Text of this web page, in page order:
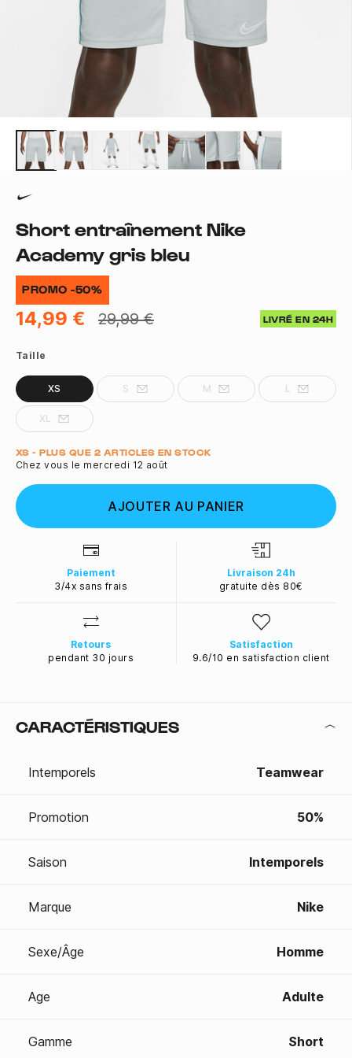
Short entraînement Nike
Academy gris bleu
PROMO -50%
14,99 € 29,99 € LIVRÉ EN 24H
Taille
XS S M L
XL
Quantité
XS - PLUS QUE 2 ARTICLES EN STOCK
Chez vous le mercredi 12 août
AJOUTER AU PANIER
Paiement
3/4x sans frais
Livraison 24h
gratuite dès 80€
Retours
pendant 30 jours
Satisfaction
9.6/10 en satisfaction client
CARACTÉRISTIQUES
Intemporels Teamwear
Promotion 50%
Saison Intemporels
Marque Nike
Sexe/Âge Homme
Age Adulte
Gamme Short